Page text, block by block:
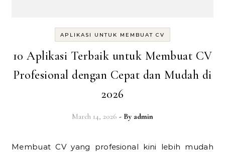
APLIKASI UNTUK MEMBUAT CV
10 Aplikasi Terbaik untuk Membuat CV
Profesional dengan Cepat dan Mudah di
2026
March 14, 2026 - By admin
Membuat CV yang profesional kini lebih mudah